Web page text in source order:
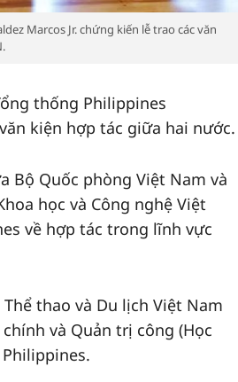
Marcos Jr. chứng kiến lễ trao các văn
thống Philippines
kiện hợp tác giữa hai nước.
Bộ Quốc phòng Việt Nam và
học và Công nghệ Việt
về hợp tác trong lĩnh vực
thao và Du lịch Việt Nam
và Quản trị công (Học